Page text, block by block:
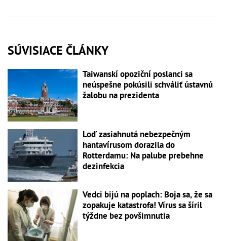
SÚVISIACE ČLÁNKY
Taiwanskí opoziční poslanci sa
neúspešne pokúsili schváliť ústavnú
žalobu na prezidenta
Loď zasiahnutá nebezpečným
hantavírusom dorazila do
Rotterdamu: Na palube prebehne
dezinfekcia
Vedci bijú na poplach: Boja sa, že sa
zopakuje katastrofa! Vírus sa šíril
týždne bez povšimnutia